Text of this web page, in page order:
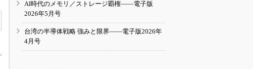
AI時代のメモリ／ストレージ覇権――電子版
2026年5月号
台湾の半導体戦略 強みと限界――電子版2026年
4月号